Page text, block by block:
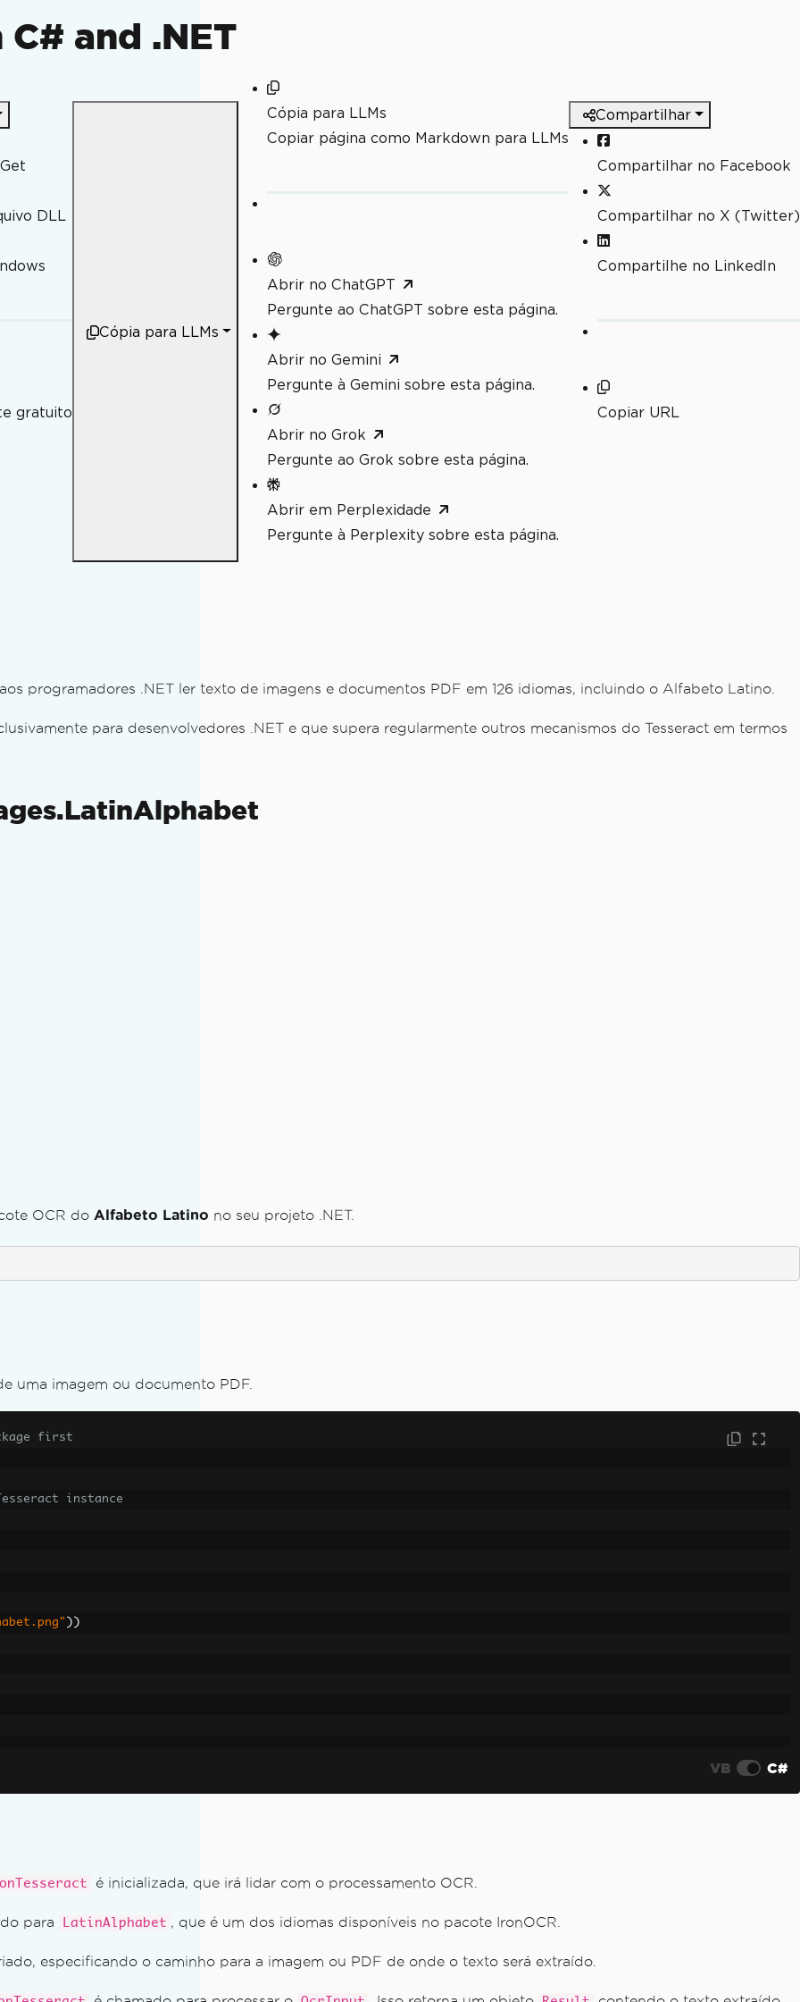
7 e sistemas não Windows)
and .NET
DLL
gratuito
Cópia para LLMs
Cópia para LLMs
Copiar página como Markdown para LLMs
Abrir no ChatGPT
Pergunte ao ChatGPT sobre esta página.
Abrir no Gemini
Pergunte à Gemini sobre esta página.
Abrir no Grok
Pergunte ao Grok sobre esta página.
Abrir em Perplexidade
Pergunte à Perplexity sobre esta página.
Compartilhar
Compartilhar no Facebook
Compartilhar no X (Twitter)
Compartilhe no LinkedIn
Copiar URL
programadores .NET ler texto de imagens e documentos PDF em 126 idiomas, incluindo o Alfabeto Latino.
para desenvolvedores .NET e que supera regularmente outros mecanismos do Tesseract em termos
OCR do Alfabeto Latino no seu projeto .NET.
uma imagem ou documento PDF.
first
instance
))
VB C#
é inicializada, que irá lidar com o processamento OCR.
para LatinAlphabet , que é um dos idiomas disponíveis no pacote IronOCR.
especificando o caminho para a imagem ou PDF de onde o texto será extraído.